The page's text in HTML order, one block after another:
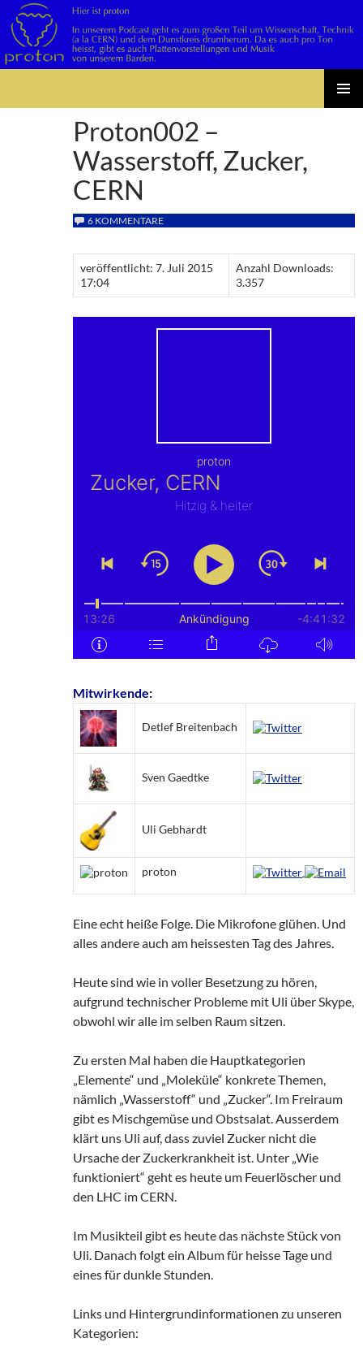
Proton002 –
Wasserstoff, Zucker,
CERN
6 KOMMENTARE
veröffentlicht: 7. Juli 2015
17:04
Anzahl Downloads:
3.357
Mitwirkende:
Detlef Breitenbach
Sven Gaedtke
Uli Gebhardt
proton
Eine echt heiße Folge. Die Mikrofone glühen. Und
alles andere auch am heissesten Tag des Jahres.
Heute sind wie in voller Besetzung zu hören,
aufgrund technischer Probleme mit Uli über Skype,
obwohl wir alle im selben Raum sitzen.
Zu ersten Mal haben die Hauptkategorien
„Elemente“ und „Moleküle“ konkrete Themen,
nämlich „Wasserstoff“ und „Zucker“. Im Freiraum
gibt es Mischgemüse und Obstsalat. Ausserdem
klärt uns Uli auf, dass zuviel Zucker nicht die
Ursache der Zuckerkrankheit ist. Unter „Wie
funktioniert“ geht es heute um Feuerlöscher und
den LHC im CERN.
Im Musikteil gibt es heute das nächste Stück von
Uli. Danach folgt ein Album für heisse Tage und
eines für dunkle Stunden.
Links und Hintergrundinformationen zu unseren
Kategorien: